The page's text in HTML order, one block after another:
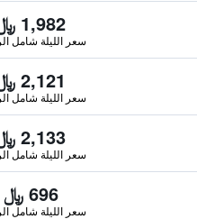
1,982 ﷼
سعر الليلة شامل
2,121 ﷼
سعر الليلة شامل
2,133 ﷼
سعر الليلة شامل
696 ﷼
سعر الليلة شامل